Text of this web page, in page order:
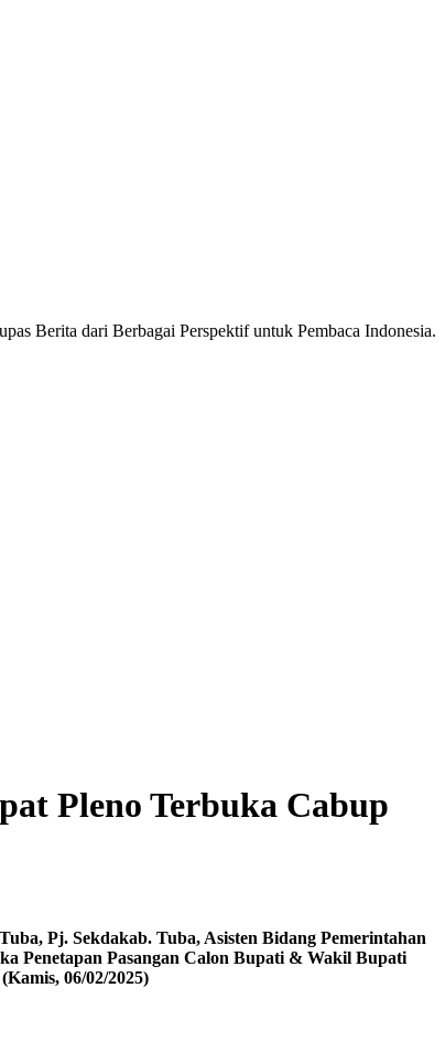
Berita dari Berbagai Perspektif untuk Pembaca Indonesia.
Pleno Terbuka Cabup
Pj. Sekdakab. Tuba, Asisten Bidang Pemerintahan
Penetapan Pasangan Calon Bupati & Wakil Bupati
06/02/2025)